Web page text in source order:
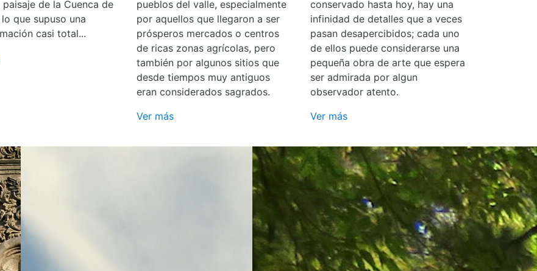
paisaje de la Cuenca de
que supuso una
casi total...
pueblos del valle, especialmente
por aquellos que llegaron a ser
prósperos mercados o centros
de ricas zonas agrícolas, pero
también por algunos sitios que
desde tiempos muy antiguos
eran considerados sagrados.
Ver más
conservado hasta hoy, hay una
infinidad de detalles que a veces
pasan desapercibidos; cada uno
de ellos puede considerarse una
pequeña obra de arte que espera
ser admirada por algun
observador atento.
Ver más